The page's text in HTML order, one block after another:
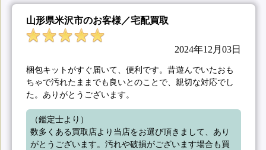
山形県米沢市のお客様／宅配買取
2024年12月03日
梱包キットがすぐ届いて、便利です。昔遊んでいたおも
ちゃで汚れたままでも良いとのことで、親切な対応でし
た。ありがとうございます。
（鑑定士より）
数多くある買取店より当店をお選び頂きまして、あり
がとうございます。汚れや破損がございます場合も買